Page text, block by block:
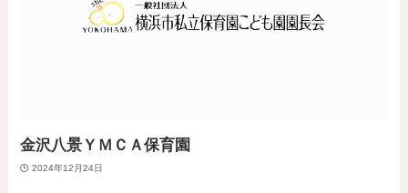
金沢八景ＹＭＣＡ保育園
2024年12月24日